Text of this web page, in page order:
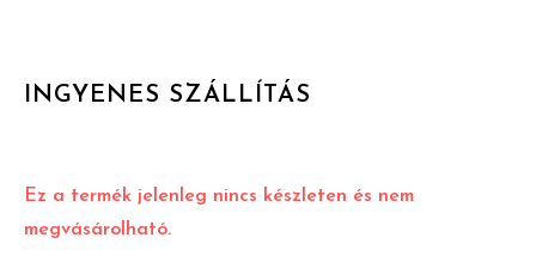
INGYENES SZÁLLÍTÁS
Ez a termék jelenleg nincs készleten és nem
megvásárolható.